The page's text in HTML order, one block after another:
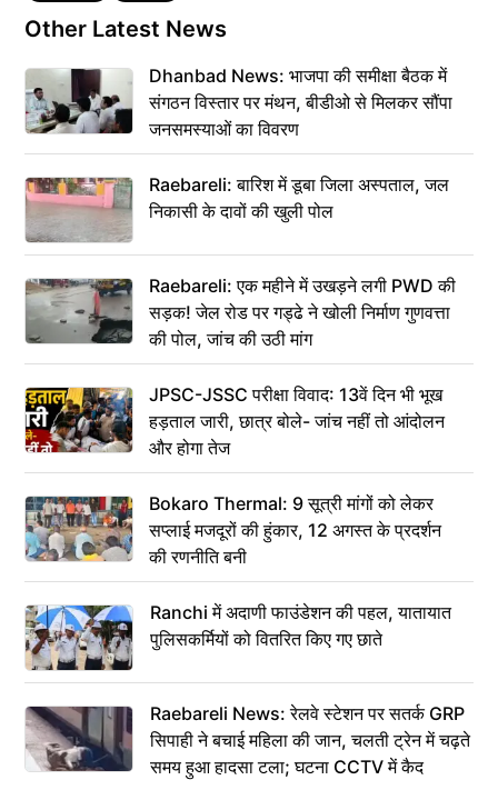
Other Latest News
Dhanbad News: भाजपा की समीक्षा बैठक में
संगठन विस्तार पर मंथन, बीडीओ से मिलकर सौंपा
जनसमस्याओं का विवरण
Raebareli: बारिश में डूबा जिला अस्पताल, जल
निकासी के दावों की खुली पोल
Raebareli: एक महीने में उखड़ने लगी PWD की
सड़क! जेल रोड पर गड्ढे ने खोली निर्माण गुणवत्ता
की पोल, जांच की उठी मांग
JPSC-JSSC परीक्षा विवाद: 13वें दिन भी भूख
हड़ताल जारी, छात्र बोले- जांच नहीं तो आंदोलन
और होगा तेज
Bokaro Thermal: 9 सूत्री मांगों को लेकर
सप्लाई मजदूरों की हुंकार, 12 अगस्त के प्रदर्शन
की रणनीति बनी
Ranchi में अदाणी फाउंडेशन की पहल, यातायात
पुलिसकर्मियों को वितरित किए गए छाते
Raebareli News: रेलवे स्टेशन पर सतर्क GRP
सिपाही ने बचाई महिला की जान, चलती ट्रेन में चढ़ते
समय हुआ हादसा टला; घटना CCTV में कैद